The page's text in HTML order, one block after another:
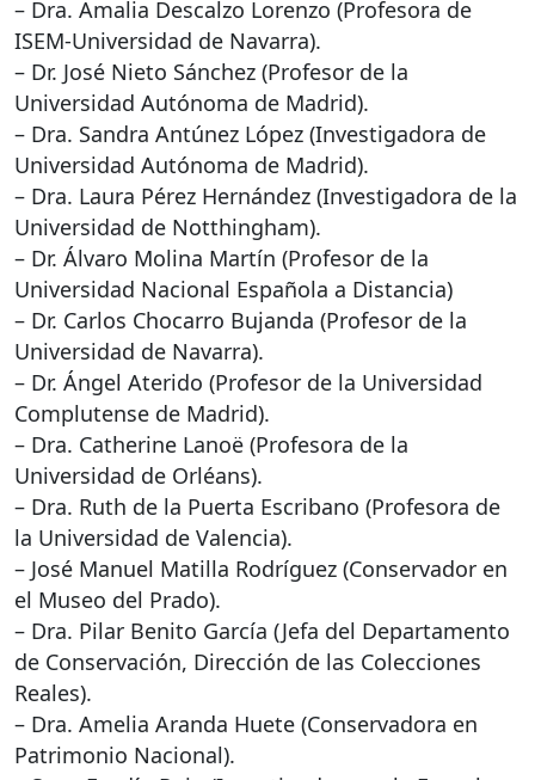
– Dra. Amalia Descalzo Lorenzo (Profesora de
ISEM-Universidad de Navarra).
– Dr. José Nieto Sánchez (Profesor de la
Universidad Autónoma de Madrid).
– Dra. Sandra Antúnez López (Investigadora de
Universidad Autónoma de Madrid).
– Dra. Laura Pérez Hernández (Investigadora de la
Universidad de Notthingham).
– Dr. Álvaro Molina Martín (Profesor de la
Universidad Nacional Española a Distancia)
– Dr. Carlos Chocarro Bujanda (Profesor de la
Universidad de Navarra).
– Dr. Ángel Aterido (Profesor de la Universidad
Complutense de Madrid).
– Dra. Catherine Lanoë (Profesora de la
Universidad de Orléans).
– Dra. Ruth de la Puerta Escribano (Profesora de
la Universidad de Valencia).
– José Manuel Matilla Rodríguez (Conservador en
el Museo del Prado).
– Dra. Pilar Benito García (Jefa del Departamento
de Conservación, Dirección de las Colecciones
Reales).
– Dra. Amelia Aranda Huete (Conservadora en
Patrimonio Nacional).